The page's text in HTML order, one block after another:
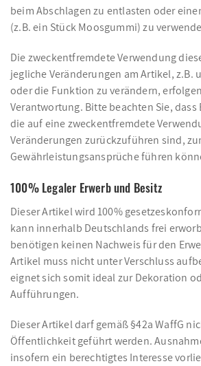
beim Abschlagen zu entlasten oder
(z.B. ein Stück Moosgummi) zu
Die zweckentfremdete Verwendung
jegliche Veränderungen am Artikel, z.B.
oder die Funktion zu verändern,
Verantwortung. Bitte beachten Sie, dass
die auf eine zweckentfremdete
Veränderungen zurückzuführen sind,
Gewährleistungsansprüche führen
100% Legaler Erwerb und Besitz
Dieser Artikel wird 100%
kann innerhalb Deutschlands frei
benötigen keinen Nachweis für den
Artikel muss nicht unter Verschluss
eignet sich somit ideal zur Dekoration
Aufführungen.
Dieser Artikel darf gemäß §42a WaffG
Öffentlichkeit geführt werden.
insofern ein berechtigtes Interesse